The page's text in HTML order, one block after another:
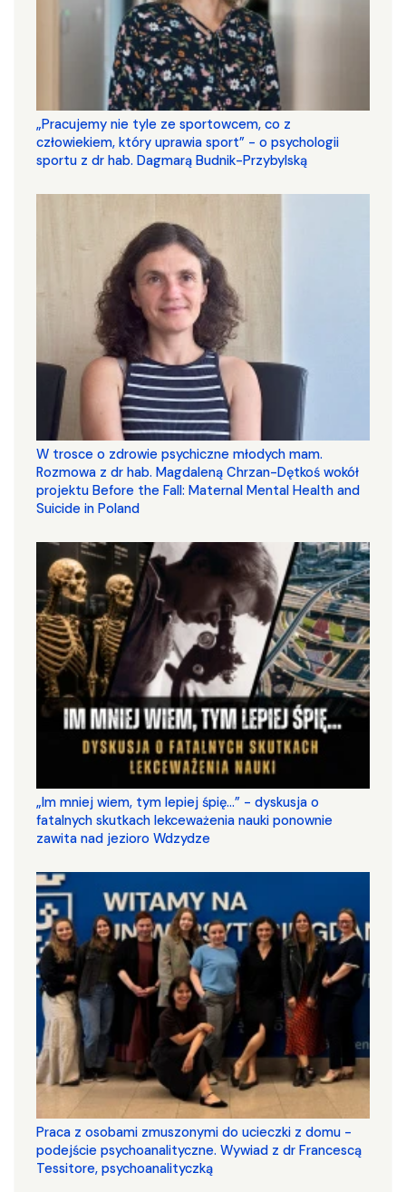
„Pracujemy nie tyle ze sportowcem, co z
człowiekiem, który uprawia sport” - o psychologii
sportu z dr hab. Dagmarą Budnik-Przybylską
W trosce o zdrowie psychiczne młodych mam.
Rozmowa z dr hab. Magdaleną Chrzan-Dętkoś wokół
projektu Before the Fall: Maternal Mental Health and
Suicide in Poland
„Im mniej wiem, tym lepiej śpię...” - dyskusja o
fatalnych skutkach lekceważenia nauki ponownie
zawita nad jezioro Wdzydze
Praca z osobami zmuszonymi do ucieczki z domu -
podejście psychoanalityczne. Wywiad z dr Francescą
Tessitore, psychoanalityczką